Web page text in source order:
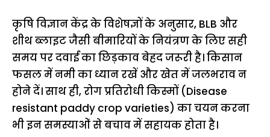
कृषि विज्ञान केंद्र के विशेषज्ञों के अनुसार, BLB और
शीथ ब्लाइट जैसी बीमारियों के नियंत्रण के लिए सही
समय पर दवाई का छिड़काव बेहद जरूरी है। किसान
फसल में नमी का ध्यान रखें और खेत में जलभराव न
होने दें। साथ ही, रोग प्रतिरोधी किस्मों (Disease
resistant paddy crop varieties) का चयन करना
भी इन समस्याओं से बचाव में सहायक होता है।